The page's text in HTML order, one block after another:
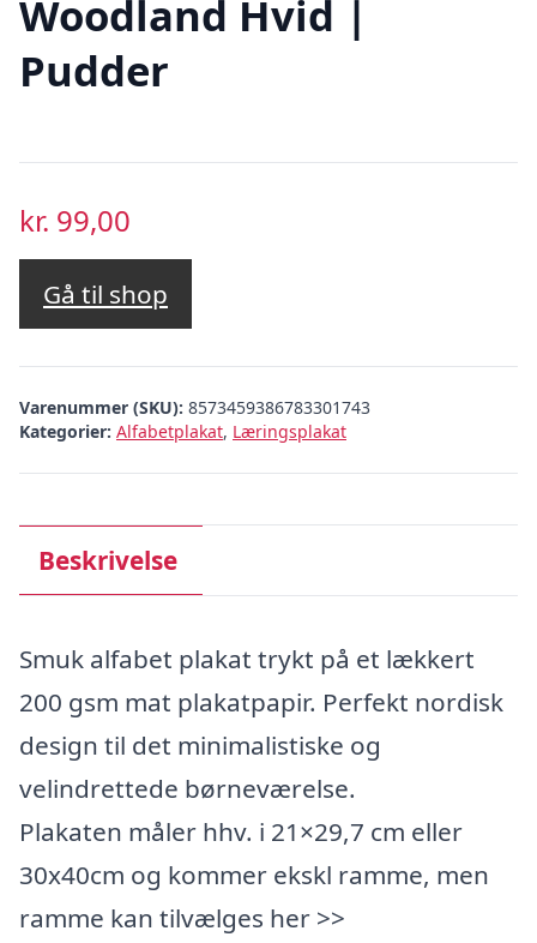
Woodland Hvid |
Pudder
kr. 99,00
Gå til shop
Varenummer (SKU): 8573459386783301743
Kategorier: Alfabetplakat, Læringsplakat
Beskrivelse
Smuk alfabet plakat trykt på et lækkert
200 gsm mat plakatpapir. Perfekt nordisk
design til det minimalistiske og
velindrettede børneværelse.
Plakaten måler hhv. i 21×29,7 cm eller
30x40cm og kommer ekskl ramme, men
ramme kan tilvælges her >>